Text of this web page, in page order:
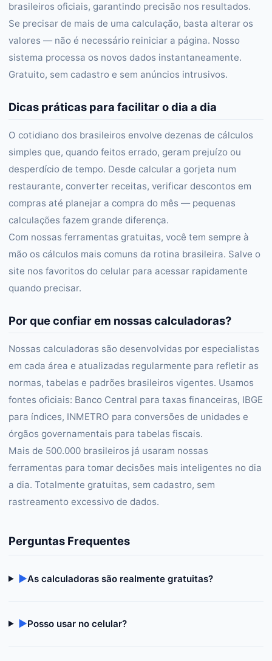
brasileiros oficiais, garantindo precisão nos resultados.
Se precisar de mais de uma calculação, basta alterar os
valores — não é necessário reiniciar a página. Nosso
sistema processa os novos dados instantaneamente.
Gratuito, sem cadastro e sem anúncios intrusivos.
Dicas práticas para facilitar o dia a dia
O cotidiano dos brasileiros envolve dezenas de cálculos
simples que, quando feitos errado, geram prejuízo ou
desperdício de tempo. Desde calcular a gorjeta num
restaurante, converter receitas, verificar descontos em
compras até planejar a compra do mês — pequenas
calculações fazem grande diferença.
Com nossas ferramentas gratuitas, você tem sempre à
mão os cálculos mais comuns da rotina brasileira. Salve o
site nos favoritos do celular para acessar rapidamente
quando precisar.
Por que confiar em nossas calculadoras?
Nossas calculadoras são desenvolvidas por especialistas
em cada área e atualizadas regularmente para refletir as
normas, tabelas e padrões brasileiros vigentes. Usamos
fontes oficiais: Banco Central para taxas financeiras, IBGE
para índices, INMETRO para conversões de unidades e
órgãos governamentais para tabelas fiscais.
Mais de 500.000 brasileiros já usaram nossas
ferramentas para tomar decisões mais inteligentes no dia
a dia. Totalmente gratuitas, sem cadastro, sem
rastreamento excessivo de dados.
Perguntas Frequentes
▶As calculadoras são realmente gratuitas?
▶Posso usar no celular?